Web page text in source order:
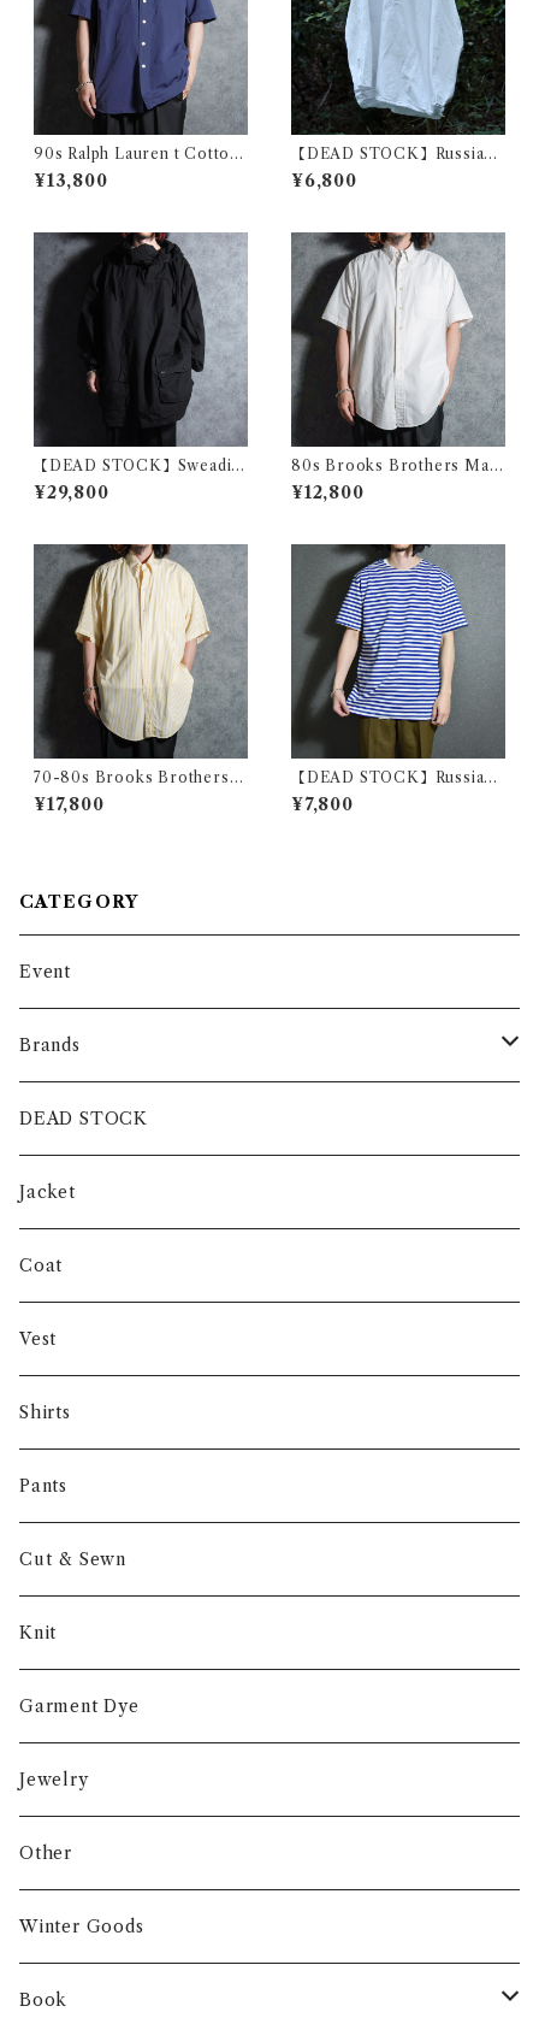
90s Ralph Lauren t Cotton
Linen Typewriter Work Shi
rts ラルフローレン コットン
¥13,800
【DEAD STOCK】Russian
Military Sleeping Shirts He
nryneck ロシア軍 スリーピン
¥6,800
【DEAD STOCK】Sweadis
h Army Snow Camouflage
Parka スウェーデン軍 スノー
¥29,800
80s Brooks Brothers Mak
ers OX B.D. Shirts White ブ
ルックスブラザーズ オックス
¥12,800
70-80s Brooks Brothers
Makers 6 buttons Shirts ブ
ルックスブラザーズ 6ボタン
¥17,800
【DEAD STOCK】Russian
Army Border Short Sleeve
T-shirts ロシア軍 ボーダー T
¥7,800
CATEGORY
Event
Brands
intch.
SHUREN
INVERTERE
Gambert
NORIEI
Other
DEAD STOCK
Jacket
Coat
Vest
Shirts
Pants
Cut & Sewn
Knit
Garment Dye
Jewelry
Other
Winter Goods
Book